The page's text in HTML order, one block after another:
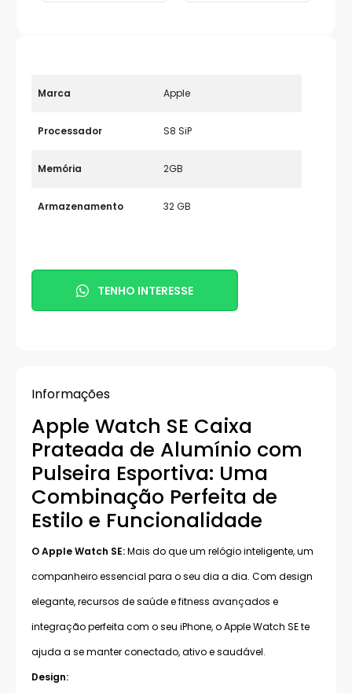
Marca Apple
Processador S8 SiP
Memória 2GB
Armazenamento 32 GB
TENHO INTERESSE
Informações
Apple Watch SE Caixa
Prateada de Alumínio com
Pulseira Esportiva: Uma
Combinação Perfeita de
Estilo e Funcionalidade
O Apple Watch SE:Mais do que um relógio inteligente, um
companheiro essencial para o seu dia a dia. Com design
elegante, recursos de saúde e fitness avançados e
integração perfeita com o seu iPhone, o Apple Watch SE te
ajuda a se manter conectado, ativo e saudável.
Design: